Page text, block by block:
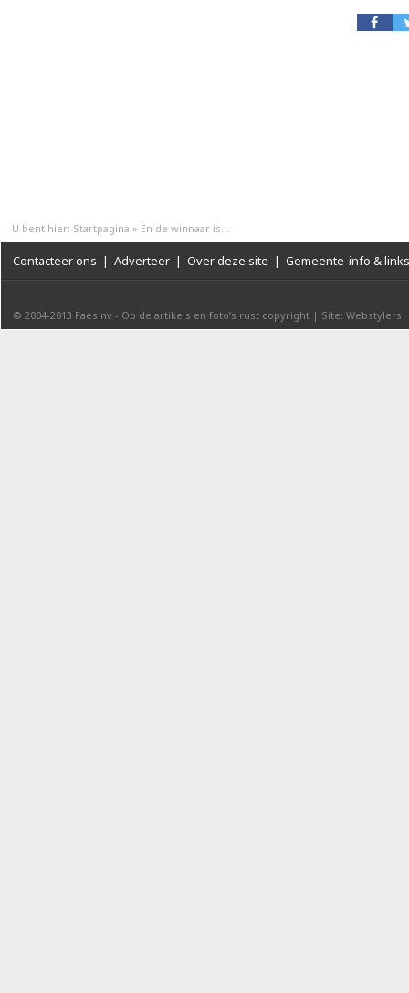
U bent hier: Startpagina » En de winnaar is...
Contacteer ons | Adverteer | Over deze site | Gemeente-info & links
© 2004-2013 Faes nv - Op de artikels en foto’s rust copyright | Site: Webstylers